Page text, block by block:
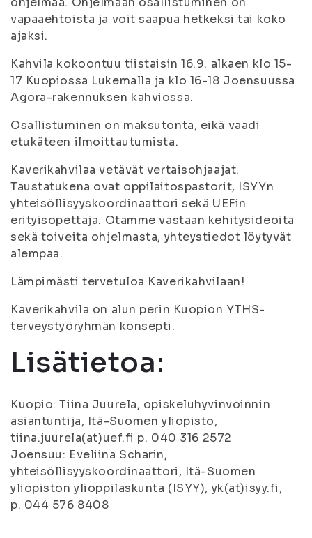
vapaaehtoista ja voit saapua hetkeksi tai koko
ajaksi.
Kahvila kokoontuu tiistaisin 16.9. alkaen klo 15-
17 Kuopiossa Lukemalla ja klo 16-18 Joensuussa
Agora-rakennuksen kahviossa.
Osallistuminen on maksutonta, eikä vaadi
etukäteen ilmoittautumista.
Kaverikahvilaa vetävät vertaisohjaajat.
Taustatukena ovat oppilaitospastorit, ISYYn
yhteisöllisyyskoordinaattori sekä UEFin
erityisopettaja. Otamme vastaan kehitysideoita
sekä toiveita ohjelmasta, yhteystiedot löytyvät
alempaa.
Lämpimästi tervetuloa Kaverikahvilaan!
Kaverikahvila on alun perin Kuopion YTHS-
terveystyöryhmän konsepti.
Lisätietoa:
Kuopio: Tiina Juurela, opiskeluhyvinvoinnin
asiantuntija, Itä-Suomen yliopisto,
tiina.juurela(at)uef.fi p. 040 316 2572
Joensuu: Eveliina Scharin,
yhteisöllisyyskoordinaattori, Itä-Suomen
yliopiston ylioppilaskunta (ISYY), yk(at)isyy.fi,
p. 044 576 8408